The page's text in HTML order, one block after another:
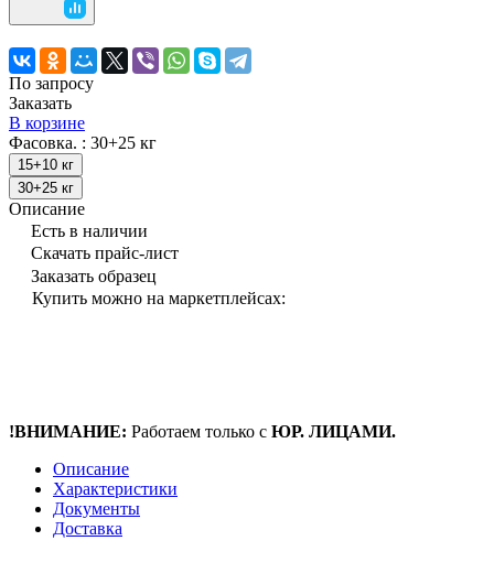
По запросу
Заказать
В корзине
Фасовка. : 30+25 кг
15+10 кг
30+25 кг
Описание
Есть в наличии
Скачать прайс-лист
Заказать образец
Купить можно на маркетплейсах:
!ВНИМАНИЕ: Работаем только с ЮР. ЛИЦАМИ.
Описание
Характеристики
Документы
Доставка